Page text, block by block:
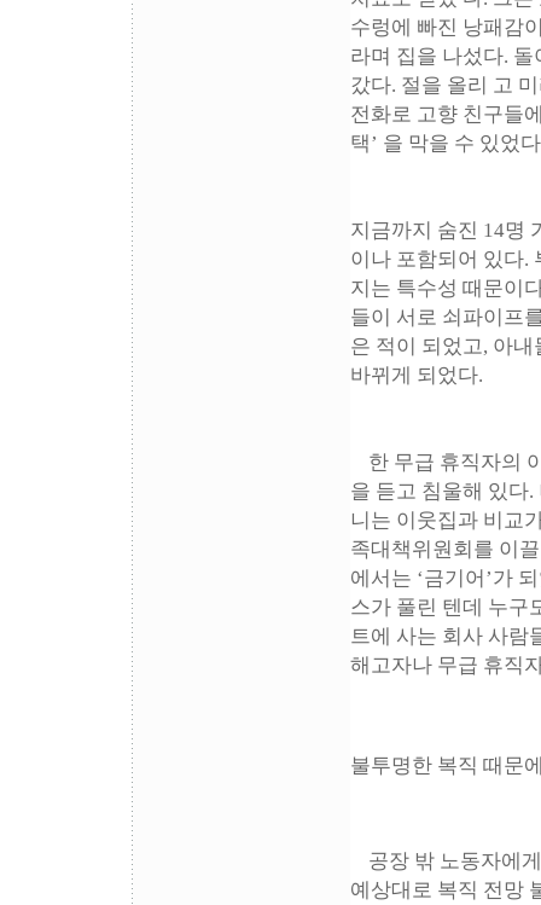
수렁에 빠진 낭패감
라며 집을 나섰다.
갔다. 절을 올리 고
전화로 고향 친구들
택’ 을 막을 수 있었
지금까지 숨진 14명
이나 포함되어 있다.
지는 특수성 때문이
들이 서로 쇠파이프
은 적이 되었고, 아
바뀌게 되었다.
한 무급 휴직자의
을 듣고 침울해 있다
니는 이웃집과 비교
족대책위원회를 이
에서는 ‘금기어’가
스가 풀린 텐데 누구
트에 사는 회사 사람
해고자나 무급 휴직
불투명한 복직 때문
공장 밖 노동자에
예상대로 복직 전망